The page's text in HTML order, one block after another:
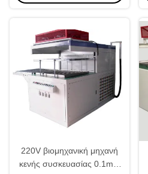
220V βιομηχανική μηχανή
κενής συσκευασίας 0.1mm